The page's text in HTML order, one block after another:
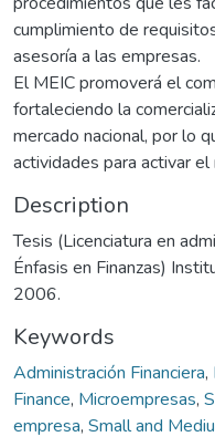
cumplimiento de
asesoría a las empresas.
El MEIC promoverá el
fortaleciendo la
mercado nacional, por lo
actividades para activar
Description
Tesis (Licenciatura en
Énfasis en Finanzas)
2006.
Keywords
Administración Financiera,
Finance, Microempresas,
empresa, Small and